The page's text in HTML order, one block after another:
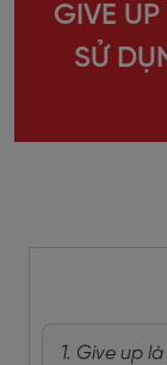
GIVE
SỬ
1. Give up